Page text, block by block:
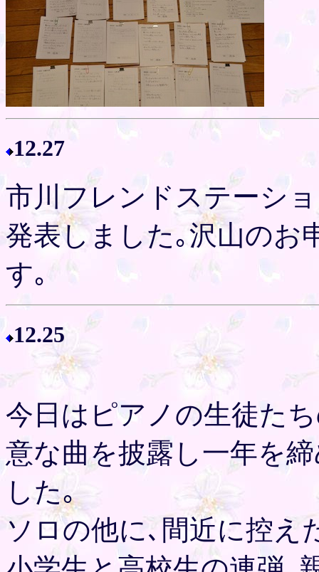
12.27
市川フレンドステーシ
発表しました｡沢山のお
す｡
12.25
今日はピアノの生徒た
意な曲を披露し一年を
した｡
ソロの他に､間近に控え